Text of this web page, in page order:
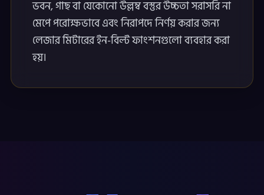
ভবন, গাছ বা যেকোনো উল্লম্ব বস্তুর উচ্চতা সরাসরি না
মেপে পরোক্ষভাবে এবং নিরাপদে নির্ণয় করার জন্য
লেজার মিটারের ইন-বিল্ট ফাংশনগুলো ব্যবহার করা
হয়।